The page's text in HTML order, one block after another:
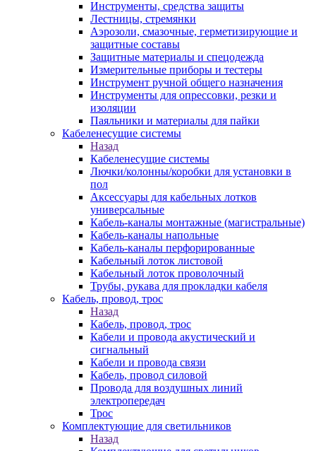
Инструменты, средства защиты
Лестницы, стремянки
Аэрозоли, смазочные, герметизирующие и
защитные составы
Защитные материалы и спецодежда
Измерительные приборы и тестеры
Инструмент ручной общего назначения
Инструменты для опрессовки, резки и
изоляции
Паяльники и материалы для пайки
Кабеленесущие системы
Назад
Кабеленесущие системы
Лючки/колонны/коробки для установки в
пол
Аксессуары для кабельных лотков
универсальные
Кабель-каналы монтажные (магистральные)
Кабель-каналы напольные
Кабель-каналы перфорированные
Кабельный лоток листовой
Кабельный лоток проволочный
Трубы, рукава для прокладки кабеля
Кабель, провод, трос
Назад
Кабель, провод, трос
Кабели и провода акустический и
сигнальный
Кабели и провода связи
Кабель, провод силовой
Провода для воздушных линий
электропередач
Трос
Комплектующие для светильников
Назад